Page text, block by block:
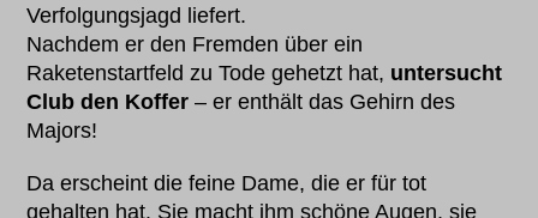
Verfolgungsjagd liefert.
Nachdem er den Fremden über ein
Raketenstartfeld zu Tode gehetzt hat, untersucht
Club den Koffer – er enthält das Gehirn des
Majors!
Da erscheint die feine Dame, die er für tot
gehalten hat. Sie macht ihm schöne Augen, sie